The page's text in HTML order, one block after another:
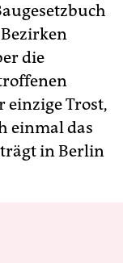
die
einzige Trost,
einmal das
in Berlin